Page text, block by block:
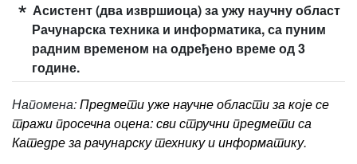
Асистент (два извршиоца) за ужу научну област
Рачунарска техника и информатика, са пуним
радним временом на одређено време од 3
године.
Напомена:Предмети уже научне области за које се
тражи просечна оцена: сви стручни предмети са
Катедре за рачунарску технику и информатику.